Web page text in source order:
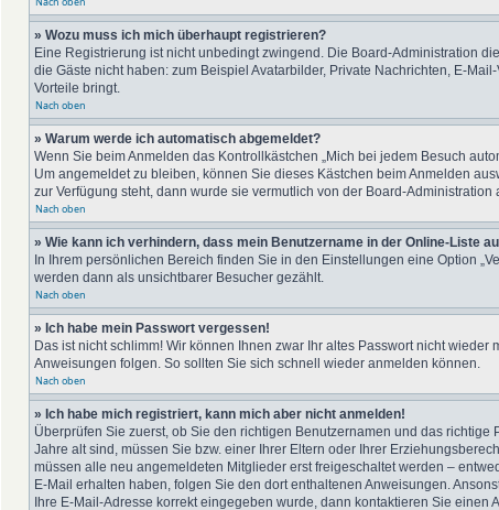
» Wozu muss ich mich überhaupt registrieren?
Eine Registrierung ist nicht unbedingt zwingend. Die Board-Administration
die Gäste nicht haben: zum Beispiel Avatarbilder, Private Nachrichten, E-
Vorteile bringt.
Nach oben
» Warum werde ich automatisch abgemeldet?
Wenn Sie beim Anmelden das Kontrollkästchen „Mich bei jedem Besuch
Um angemeldet zu bleiben, können Sie dieses Kästchen beim Anmelden
zur Verfügung steht, dann wurde sie vermutlich von der Board-Administration
Nach oben
» Wie kann ich verhindern, dass mein Benutzername in der Online-Liste
In Ihrem persönlichen Bereich finden Sie in den Einstellungen eine Option
werden dann als unsichtbarer Besucher gezählt.
Nach oben
» Ich habe mein Passwort vergessen!
Das ist nicht schlimm! Wir können Ihnen zwar Ihr altes Passwort nicht
Anweisungen folgen. So sollten Sie sich schnell wieder anmelden können.
Nach oben
» Ich habe mich registriert, kann mich aber nicht anmelden!
Überprüfen Sie zuerst, ob Sie den richtigen Benutzernamen und das
Jahre alt sind, müssen Sie bzw. einer Ihrer Eltern oder Ihrer
müssen alle neu angemeldeten Mitglieder erst freigeschaltet werden –
E-Mail erhalten haben, folgen Sie den dort enthaltenen Anweisungen.
Ihre E-Mail-Adresse korrekt eingegeben wurde, dann kontaktieren Sie einen